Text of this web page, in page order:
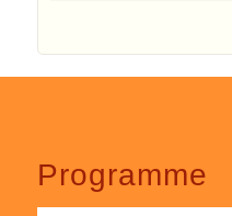
Alternative:
Programme